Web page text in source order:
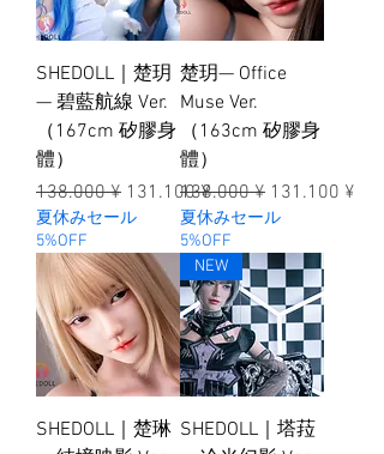
SHEDOLL｜楚玥
— 碧藍航線 Ver.
（167cm 矽膠身
體）
一般價格
138.000 ¥ 促銷價格
131.100 ¥
夏休みセール
5%OFF
楚玥— Office
Muse Ver.
（163cm 矽膠身
體）
一般價格
138.000 ¥ 促銷價格
131.100 ¥
夏休みセール
5%OFF
SHEDOLL｜楚琳
NEW
SHEDOLL｜塔菈